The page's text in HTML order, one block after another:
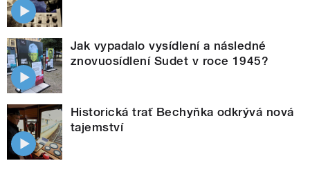
Jak vypadalo vysídlení a následné
znovuosídlení Sudet v roce 1945?
Historická trať Bechyňka odkrývá nová
tajemství